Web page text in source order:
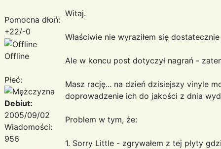
Pomocna dłoń:
+22/-0
Offline
Płeć:
Debiut:
2005/09/02
Wiadomości:
956
Witaj.
Właściwie nie wyraziłem się
Ale w koncu post dotyczył nagrań -
Masz rację... na dzień dzisiejszy vinyle
doprowadzenie ich do jakości z dnia
Problem w tym, że:
1. Sorry Little - zgrywałem z tej płyty